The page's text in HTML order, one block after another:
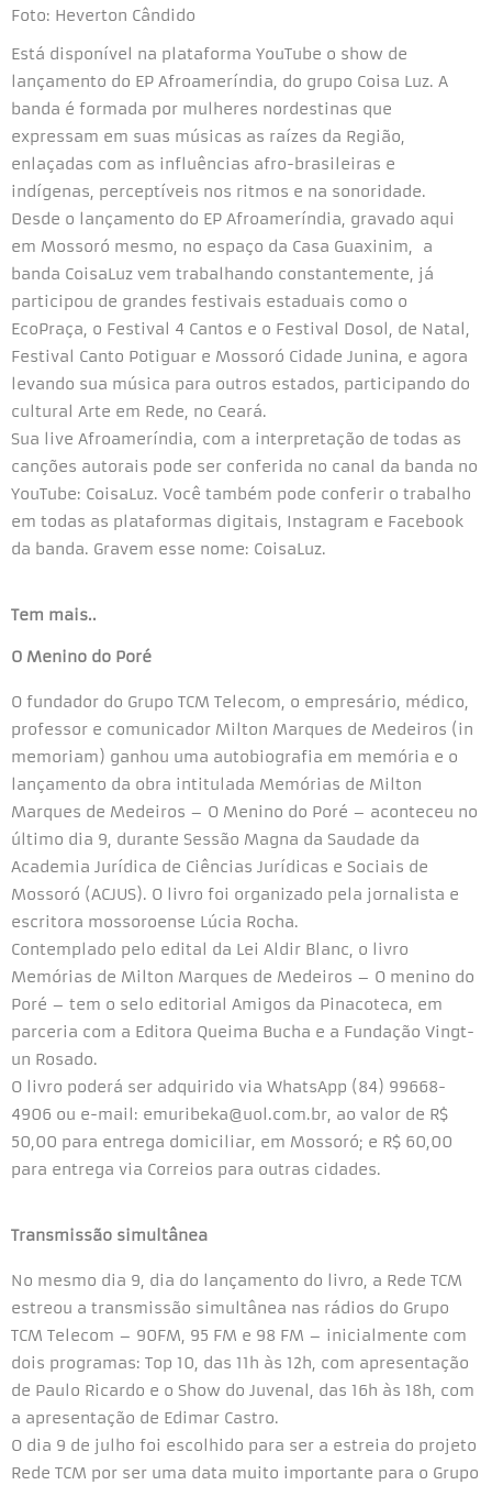
Foto: Heverton Cândido
Está disponível na plataforma YouTube o show de
lançamento do EP Afroameríndia, do grupo Coisa Luz. A
banda é formada por mulheres nordestinas que
expressam em suas músicas as raízes da Região,
enlaçadas com as influências afro-brasileiras e
indígenas, perceptíveis nos ritmos e na sonoridade.
Desde o lançamento do EP Afroameríndia, gravado aqui
em Mossoró mesmo, no espaço da Casa Guaxinim, a
banda CoisaLuz vem trabalhando constantemente, já
participou de grandes festivais estaduais como o
EcoPraça, o Festival 4 Cantos e o Festival Dosol, de Natal,
Festival Canto Potiguar e Mossoró Cidade Junina, e agora
levando sua música para outros estados, participando do
cultural Arte em Rede, no Ceará.
Sua live Afroameríndia, com a interpretação de todas as
canções autorais pode ser conferida no canal da banda no
YouTube: CoisaLuz. Você também pode conferir o trabalho
em todas as plataformas digitais, Instagram e Facebook
da banda. Gravem esse nome: CoisaLuz.
Tem mais..
O Menino do Poré
O fundador do Grupo TCM Telecom, o empresário, médico,
professor e comunicador Milton Marques de Medeiros (in
memoriam) ganhou uma autobiografia em memória e o
lançamento da obra intitulada Memórias de Milton
Marques de Medeiros – O Menino do Poré – aconteceu no
último dia 9, durante Sessão Magna da Saudade da
Academia Jurídica de Ciências Jurídicas e Sociais de
Mossoró (ACJUS). O livro foi organizado pela jornalista e
escritora mossoroense Lúcia Rocha.
Contemplado pelo edital da Lei Aldir Blanc, o livro
Memórias de Milton Marques de Medeiros – O menino do
Poré – tem o selo editorial Amigos da Pinacoteca, em
parceria com a Editora Queima Bucha e a Fundação Vingt-
un Rosado.
O livro poderá ser adquirido via WhatsApp (84) 99668-
4906 ou e-mail: emuribeka@uol.com.br, ao valor de R$
50,00 para entrega domiciliar, em Mossoró; e R$ 60,00
para entrega via Correios para outras cidades.
Transmissão simultânea
No mesmo dia 9, dia do lançamento do livro, a Rede TCM
estreou a transmissão simultânea nas rádios do Grupo
TCM Telecom – 90FM, 95 FM e 98 FM – inicialmente com
dois programas: Top 10, das 11h às 12h, com apresentação
de Paulo Ricardo e o Show do Juvenal, das 16h às 18h, com
a apresentação de Edimar Castro.
O dia 9 de julho foi escolhido para ser a estreia do projeto
Rede TCM por ser uma data muito importante para o Grupo